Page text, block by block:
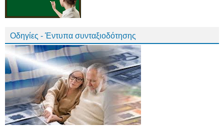
Οδηγίες - Έντυπα συνταξιοδότησης